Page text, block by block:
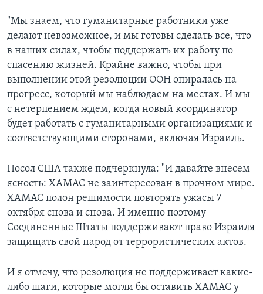
"Мы знаем, что гуманитарные работники уже
делают невозможное, и мы готовы сделать все, что
в наших силах, чтобы поддержать их работу по
спасению жизней. Крайне важно, чтобы при
выполнении этой резолюции ООН опиралась на
прогресс, который мы наблюдаем на местах. И мы
с нетерпением ждем, когда новый координатор
будет работать с гуманитарными организациями и
соответствующими сторонами, включая Израиль.
Посол США также подчеркнула: "И давайте внесем
ясность: ХАМАС не заинтересован в прочном мире.
ХАМАС полон решимости повторять ужасы 7
октября снова и снова. И именно поэтому
Соединенные Штаты поддерживают право Израиля
защищать свой народ от террористических актов.
И я отмечу, что резолюция не поддерживает какие-
либо шаги, которые могли бы оставить ХАМАС у